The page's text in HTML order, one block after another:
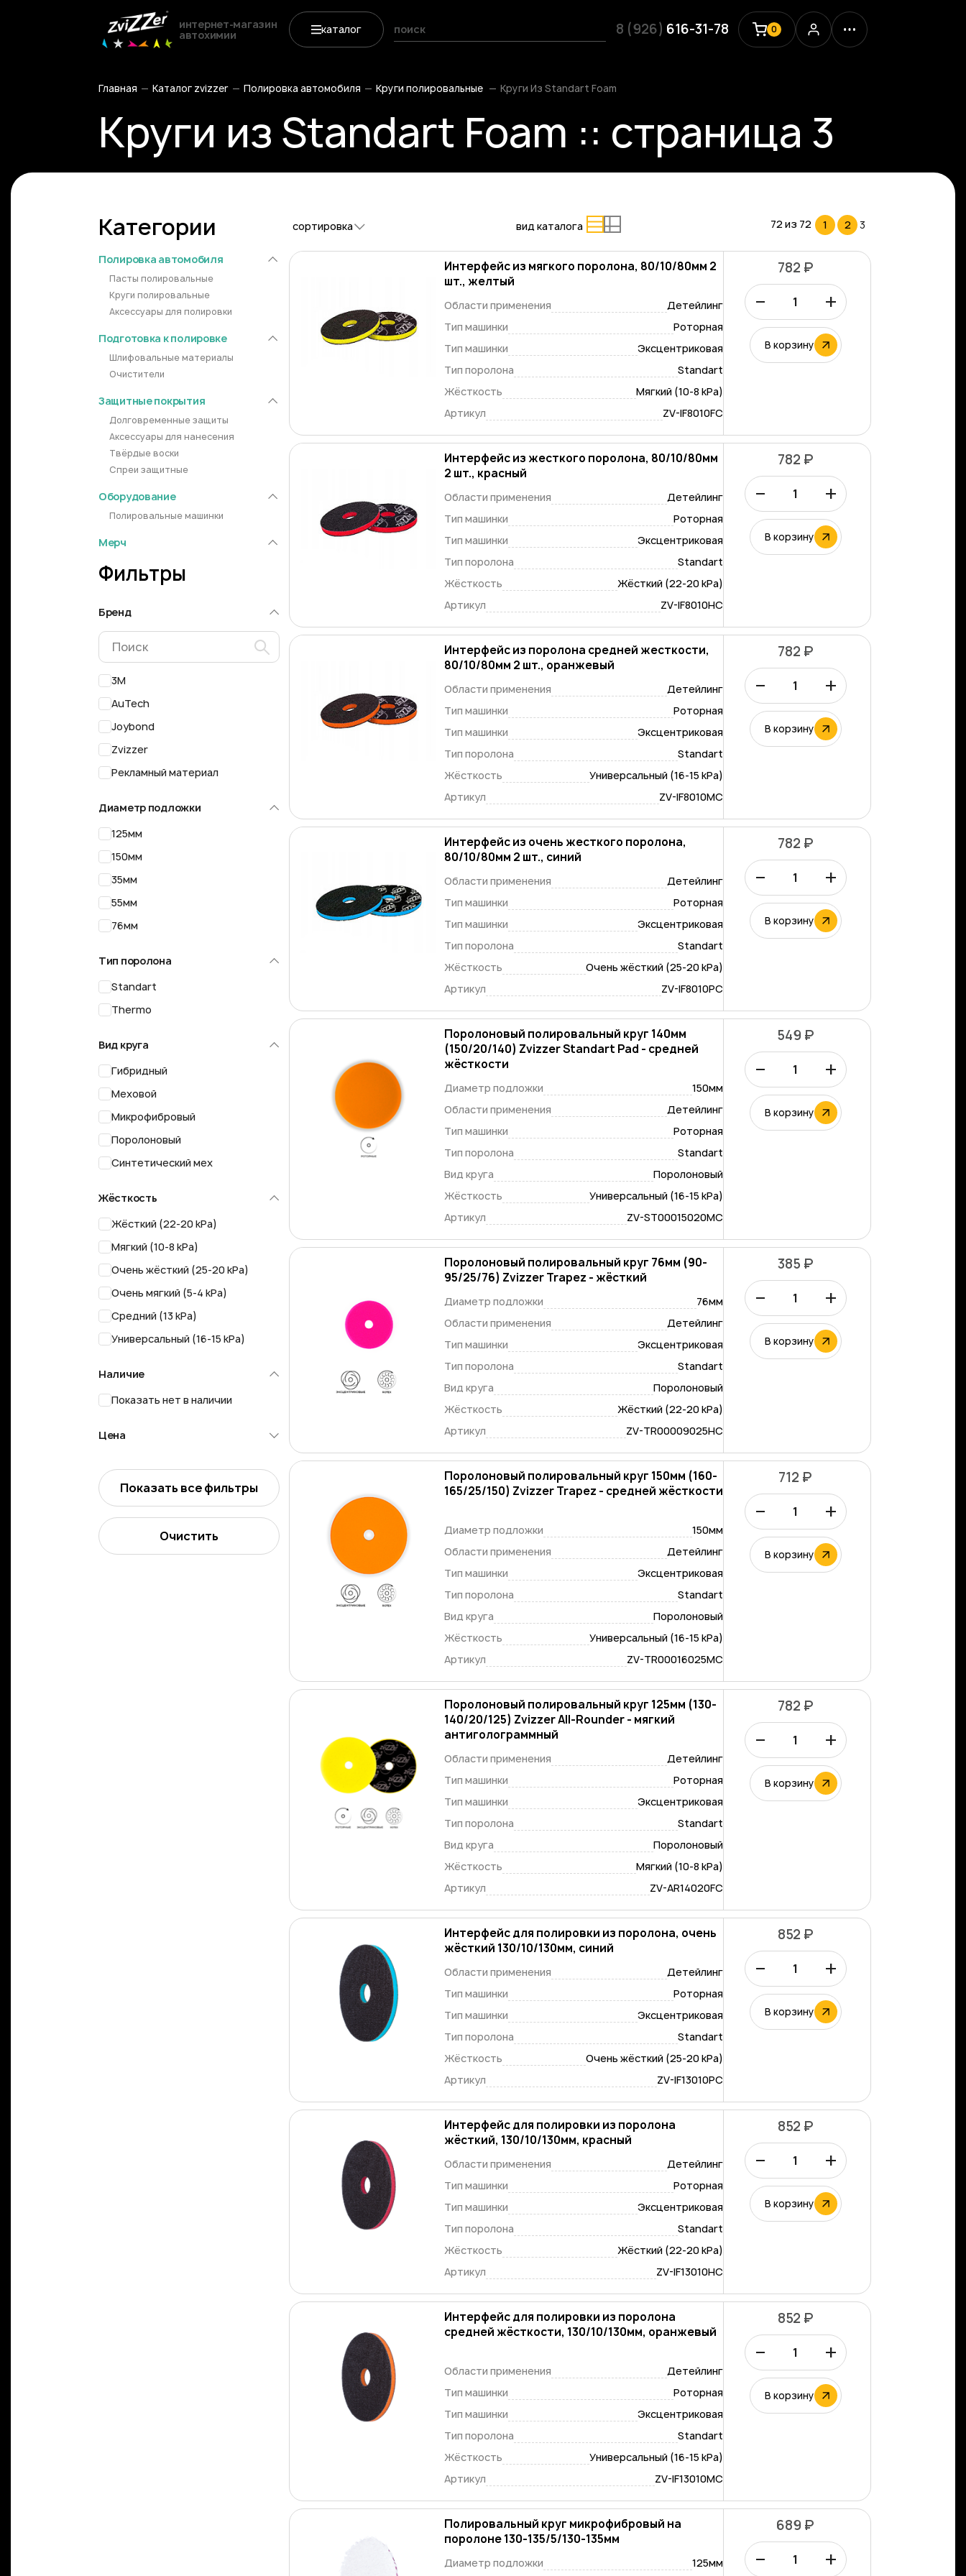
интернет-магазин
автохимии каталог 8 (926) 616-31-78 0
Главная Каталог zvizzer Полировка автомобиля Круги полировальные Круги Из Standart Foam
Круги из Standart Foam :: страница 3
Категории
Полировка автомобиля
Пасты полировальные
Круги полировальные
Аксессуары для полировки
Подготовка к полировке
Шлифовальные материалы
Очистители
Защитные покрытия
Долговременные защиты
Аксессуары для нанесения
Твёрдые воски
Спреи защитные
Оборудование
Полировальные машинки
Мерч
Фильтры
Бренд
3M
AuTech
Joybond
Zvizzer
Рекламный материал
Диаметр подложки
125мм
150мм
35мм
55мм
76мм
Тип поролона
Standart
Thermo
Вид круга
Гибридный
Меховой
Микрофибровый
Поролоновый
Синтетический мех
Жёсткость
Жёсткий (22-20 kPa)
Мягкий (10-8 kPa)
Очень жёсткий (25-20 kPa)
Очень мягкий (5-4 kPa)
Средний (13 kPa)
Универсальный (16-15 kPa)
Наличие
Показать нет в наличии
Цена
Показать все фильтры
Очистить
сортировка вид каталога 72 из 72 1 2 3
Интерфейс из мягкого поролона, 80/10/80мм 2
шт., желтый
Области применения
Детейлинг
Тип машинки
Роторная
Тип машинки
Эксцентриковая
Тип поролона
Standart
Жёсткость
Мягкий (10-8 kPa)
Артикул
ZV-IF8010FC
782 ₽
– +
В корзину
Интерфейс из жесткого поролона, 80/10/80мм
2 шт., красный
Области применения
Детейлинг
Тип машинки
Роторная
Тип машинки
Эксцентриковая
Тип поролона
Standart
Жёсткость
Жёсткий (22-20 kPa)
Артикул
ZV-IF8010HC
782 ₽
– +
В корзину
Интерфейс из поролона средней жесткости,
80/10/80мм 2 шт., оранжевый
Области применения
Детейлинг
Тип машинки
Роторная
Тип машинки
Эксцентриковая
Тип поролона
Standart
Жёсткость
Универсальный (16-15 kPa)
Артикул
ZV-IF8010MC
782 ₽
– +
В корзину
Интерфейс из очень жесткого поролона,
80/10/80мм 2 шт., синий
Области применения
Детейлинг
Тип машинки
Роторная
Тип машинки
Эксцентриковая
Тип поролона
Standart
Жёсткость
Очень жёсткий (25-20 kPa)
Артикул
ZV-IF8010PC
782 ₽
– +
В корзину
Поролоновый полировальный круг 140мм
(150/20/140) Zvizzer Standart Pad - средней
жёсткости
Диаметр подложки
150мм
Области применения
Детейлинг
Тип машинки
Роторная
Тип поролона
Standart
Вид круга
Поролоновый
Жёсткость
Универсальный (16-15 kPa)
Артикул
ZV-ST00015020MC
549 ₽
– +
В корзину
Поролоновый полировальный круг 76мм (90-
95/25/76) Zvizzer Trapez - жёсткий
Диаметр подложки
76мм
Области применения
Детейлинг
Тип машинки
Эксцентриковая
Тип поролона
Standart
Вид круга
Поролоновый
Жёсткость
Жёсткий (22-20 kPa)
Артикул
ZV-TR00009025HC
385 ₽
– +
В корзину
Поролоновый полировальный круг 150мм (160-
165/25/150) Zvizzer Trapez - средней жёсткости
Диаметр подложки
150мм
Области применения
Детейлинг
Тип машинки
Эксцентриковая
Тип поролона
Standart
Вид круга
Поролоновый
Жёсткость
Универсальный (16-15 kPa)
Артикул
ZV-TR00016025MC
712 ₽
– +
В корзину
Поролоновый полировальный круг 125мм (130-
140/20/125) Zvizzer All-Rounder - мягкий
антиголограммный
Области применения
Детейлинг
Тип машинки
Роторная
Тип машинки
Эксцентриковая
Тип поролона
Standart
Вид круга
Поролоновый
Жёсткость
Мягкий (10-8 kPa)
Артикул
ZV-AR14020FC
782 ₽
– +
В корзину
Интерфейс для полировки из поролона, очень
жёсткий 130/10/130мм, синий
Области применения
Детейлинг
Тип машинки
Роторная
Тип машинки
Эксцентриковая
Тип поролона
Standart
Жёсткость
Очень жёсткий (25-20 kPa)
Артикул
ZV-IF13010PC
852 ₽
– +
В корзину
Интерфейс для полировки из поролона
жёсткий, 130/10/130мм, красный
Области применения
Детейлинг
Тип машинки
Роторная
Тип машинки
Эксцентриковая
Тип поролона
Standart
Жёсткость
Жёсткий (22-20 kPa)
Артикул
ZV-IF13010HC
852 ₽
– +
В корзину
Интерфейс для полировки из поролона
средней жёсткости, 130/10/130мм, оранжевый
Области применения
Детейлинг
Тип машинки
Роторная
Тип машинки
Эксцентриковая
Тип поролона
Standart
Жёсткость
Универсальный (16-15 kPa)
Артикул
ZV-IF13010MC
852 ₽
– +
В корзину
Полировальный круг микрофибровый на
поролоне 130-135/5/130-135мм
Диаметр подложки 125мм
689 ₽
– +